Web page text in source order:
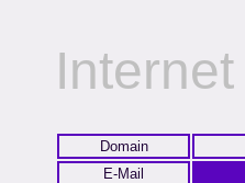
Internet
Domain
E-Mail